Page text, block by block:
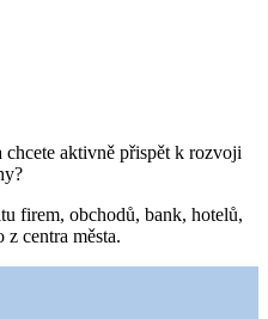
chcete aktivně přispět k rozvoji
firem, obchodů, bank, hotelů,
centra města.